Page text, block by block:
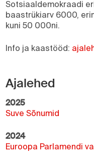
Sotsiaaldemokraadi
baastrükiarv 6000,
kuni 50 000ni.
Info ja kaastööd:
Ajalehed
2025
Suve Sõnumid
2024
Euroopa Parlamendi